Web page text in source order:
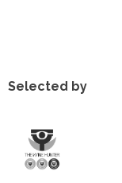
Selected by